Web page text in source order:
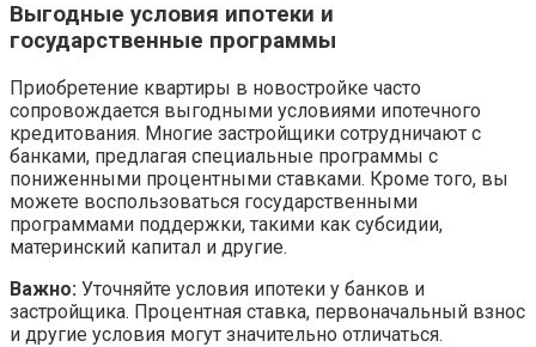
Выгодные условия ипотеки и
государственные программы
Приобретение квартиры в новостройке часто
сопровождается выгодными условиями ипотечного
кредитования. Многие застройщики сотрудничают с
банками, предлагая специальные программы с
пониженными процентными ставками. Кроме того, вы
можете воспользоваться государственными
программами поддержки, такими как субсидии,
материнский капитал и другие.
Важно: Уточняйте условия ипотеки у банков и
застройщика. Процентная ставка, первоначальный взнос
и другие условия могут значительно отличаться.